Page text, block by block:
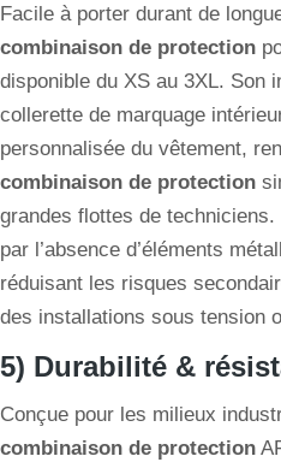
Facile à porter durant de
combinaison de protection
disponible du XS au 3XL. Son
collerette de marquage
personnalisée du vêtement,
combinaison de protection
grandes flottes de techniciens.
par l’absence d’éléments
réduisant les risques
des installations sous tension
5) Durabilité &
Conçue pour les milieux
combinaison de protection